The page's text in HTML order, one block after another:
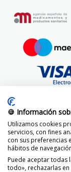
🍪 Información
Utilizamos cookies
servicios, con fines
con sus preferencias
hábitos de
Puede aceptar todas
todo», rechazarlas